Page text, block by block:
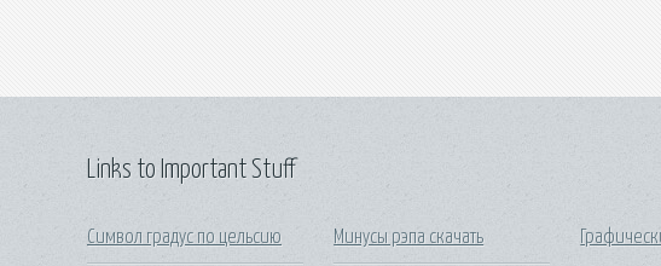
Links to Important Stuff
Символ градус по цельсию Минусы рэпа скачать